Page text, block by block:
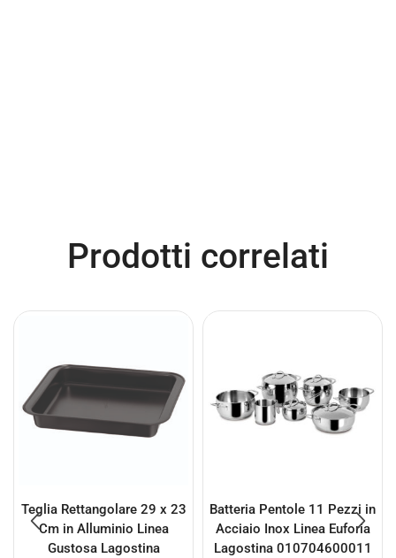
Prodotti correlati
Teglia Rettangolare 29 x 23
Cm in Alluminio Linea
Gustosa Lagostina
Batteria Pentole 11 Pezzi in
Acciaio Inox Linea Euforia
Lagostina 010704600011